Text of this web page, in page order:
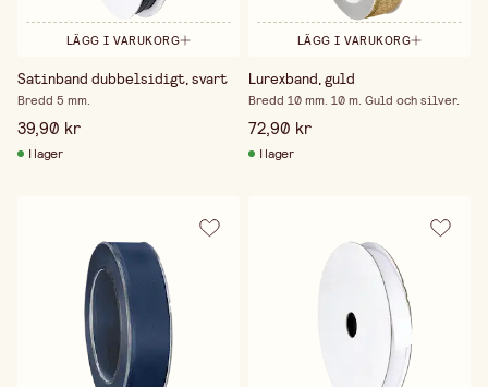
LÄGG I VARUKORG
Satinband dubbelsidigt, svart
Bredd 5 mm.
39,90 kr
I lager
LÄGG I VARUKORG
Lurexband, guld
Bredd 10 mm. 10 m. Guld och silver.
72,90 kr
I lager